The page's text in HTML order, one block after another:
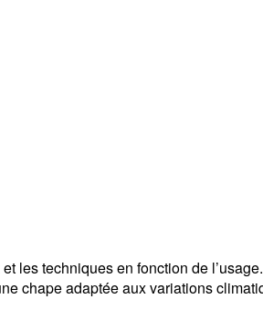
les techniques en fonction de
chape adaptée aux variations